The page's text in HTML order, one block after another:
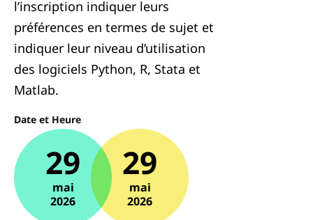
l’inscription indiquer leurs
préférences en termes de sujet et
indiquer leur niveau d’utilisation
des logiciels Python, R, Stata et
Matlab.
Date et Heure
29
mai
2026
29
mai
2026